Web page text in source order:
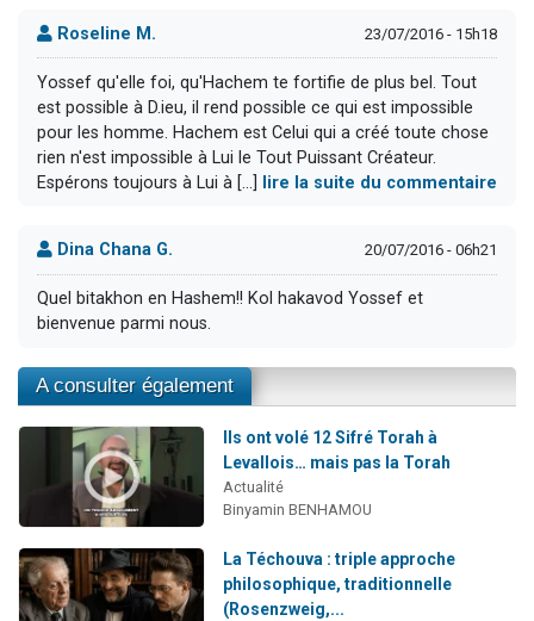
Roseline M. 23/07/2016 - 15h18
Yossef qu'elle foi, qu'Hachem te fortifie de plus bel. Tout
est possible à D.ieu, il rend possible ce qui est impossible
pour les homme. Hachem est Celui qui a créé toute chose
rien n'est impossible à Lui le Tout Puissant Créateur.
Espérons toujours à Lui à [...]
lire la suite du commentaire
Dina Chana G. 20/07/2016 - 06h21
Quel bitakhon en Hashem!! Kol hakavod Yossef et
bienvenue parmi nous.
A consulter également
Ils ont volé 12 Sifré Torah à
Levallois… mais pas la Torah
Actualité
Binyamin BENHAMOU
La Téchouva : triple approche
philosophique, traditionnelle
(Rosenzweig,...